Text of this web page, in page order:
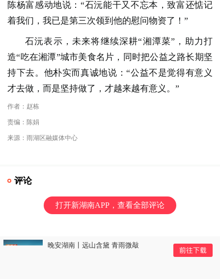
陈杨富感动地说：“石沅能干又不忘本，致富还惦记
着我们，我已是第三次领到他的慰问物资了！”
石沅表示，未来将继续深耕“湘潭菜”，助力打
造“吃在湘潭”城市美食名片，同时把公益之路长期坚
持下去。他朴实而真诚地说：“公益不是觉得有意义
才去做，而是坚持做了，才越来越有意义。”
作者：赵栋
责编：陈娟
来源：雨湖区融媒体中心
评论
打开新湖南APP，查看全部评论
晚安湖南丨远山含黛 青雨微敲